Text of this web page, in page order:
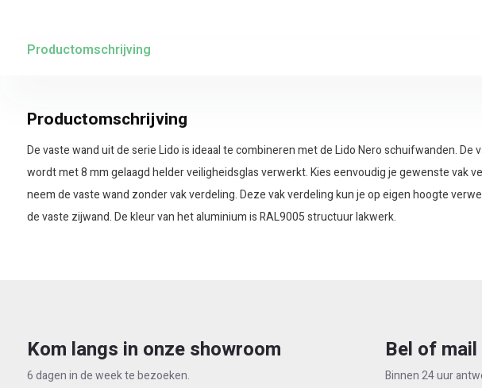
Productomschrijving
Productomschrijving
De vaste wand uit de serie Lido is ideaal te combineren met de Lido Nero schuifwanden. De
wordt met 8 mm gelaagd helder veiligheidsglas verwerkt. Kies eenvoudig je gewenste vak
neem de vaste wand zonder vak verdeling. Deze vak verdeling kun je op eigen hoogte
de vaste zijwand. De kleur van het aluminium is RAL9005 structuur lakwerk.
Kom langs in onze showroom
6 dagen in de week te bezoeken.
Bel of mail
Binnen 24 uur